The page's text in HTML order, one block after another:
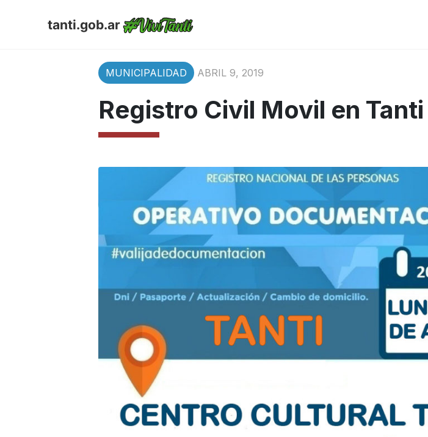
tanti.gob.ar
MUNICIPALIDAD ABRIL 9, 2019
Registro Civil Movil en Tanti